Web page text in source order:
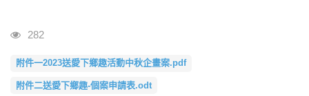
瀏覽人次
282
附件一2023送愛下鄉趣活動中秋企畫案.pdf
附件二送愛下鄉趣-個案申請表.odt